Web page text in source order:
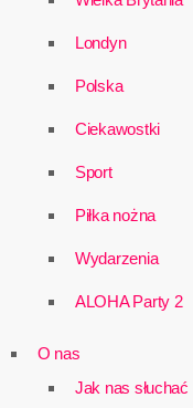
Londyn
Polska
Ciekawostki
Sport
Piłka nożna
Wydarzenia
ALOHA Party 2
O nas
Jak nas słuchać